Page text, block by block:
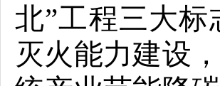
北”工程三大
灭火能力建设